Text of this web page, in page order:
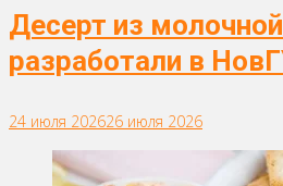
Десерт из
разработали в
24 июля 202626 июля 2026